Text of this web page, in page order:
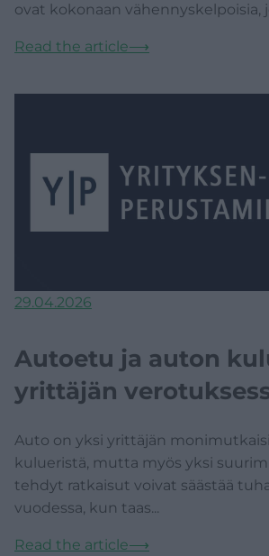
ovat kokonaan vähennyskelpoisia,
Read the article⟶
29.04.2026
Autoetu ja auton
yrittäjän
Auto on yksi yrittäjän
kulueristä, mutta myös yksi
tehdyt ratkaisut voivat säästää
vuodessa, kun taas...
Read the article⟶